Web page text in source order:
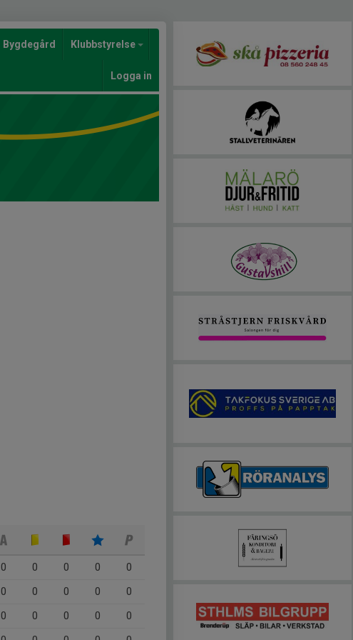
Bygdegård Klubbstyrelse
Logga in
0 0 0 0
0
0 0 0 0
0
0 0 0 0
0